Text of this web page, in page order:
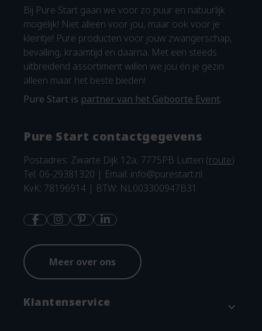
Bij Pure Start gaan we voor zo puur en natuurlijk
mogelijk! Niet alleen voor jou, maar ook voor je
kleintje! Pure producten voor jouw zwangerschap,
bevalling, kraamtijd en daarna. Met een steeds
uitbreidend assortiment willen we jou én je gezin
alleen maar het beste bieden!
Pure Start is partner van het Geboorte Event.
Pure Start contactgegevens
Postadres: Zwarte Dijk 12a, 7775PB Lutten (route)
Tel: 06-29381320 | Email: info@purestart.nl
KvK: 78196914 | BTW: NL003300947B31
Meer over ons
Klantenservice expand_more